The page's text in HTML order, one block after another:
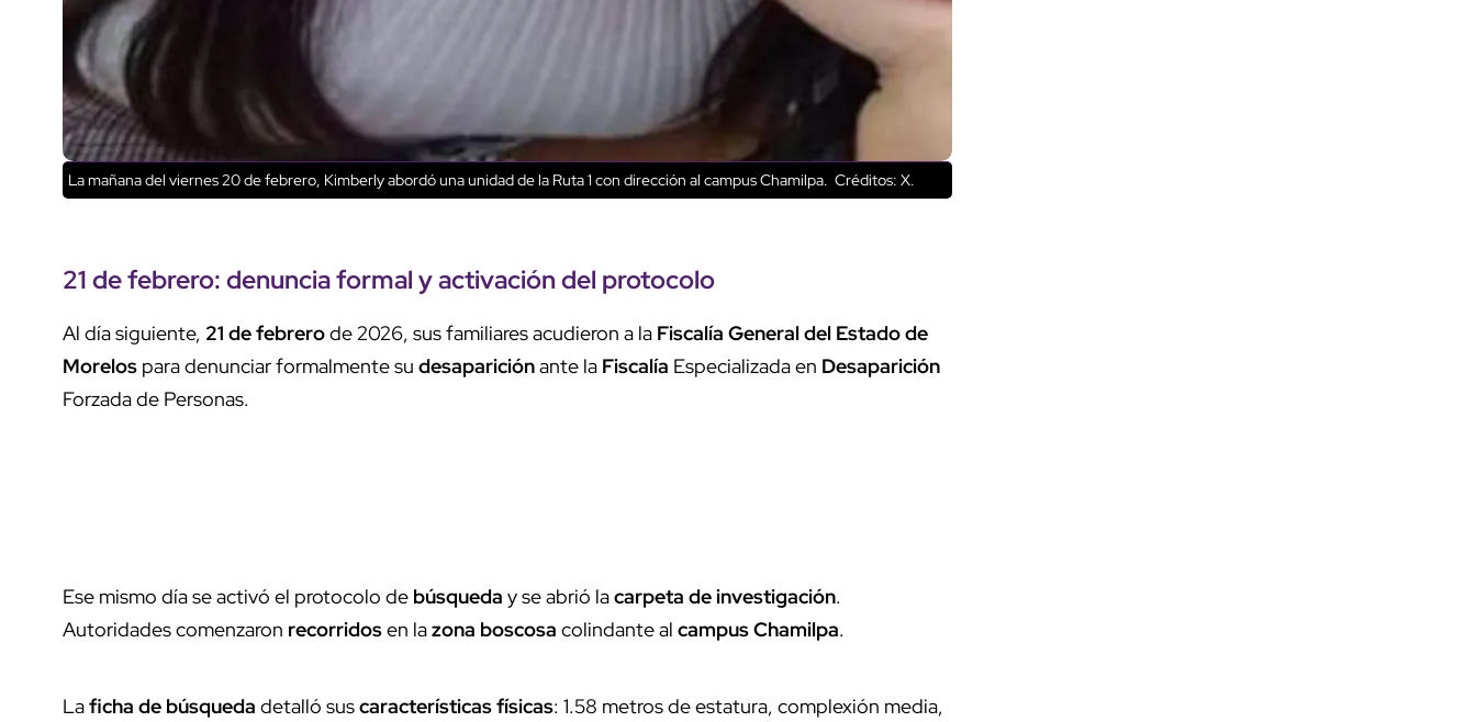
La mañana del viernes 20 de febrero, Kimberly abordó una unidad de la Ruta 1 con dirección al campus Chamilpa. Créditos: X.
21 de febrero:denuncia formaly activación del protocolo
Al día siguiente, 21 de febrerode 2026, sus familiares acudieron a la Fiscalía General del Estado de
Morelos para denunciar formalmente su desapariciónante la Fiscalía Especializada en Desaparición
Forzada de Personas.
Ese mismo día se activó el protocolo de búsqueda y se abrió lacarpeta de investigación.
Autoridades comenzaron recorridosen lazona boscosa colindante al campus Chamilpa.
Laficha de búsqueda detalló suscaracterísticas físicas: 1.58 metros de estatura, complexión media,